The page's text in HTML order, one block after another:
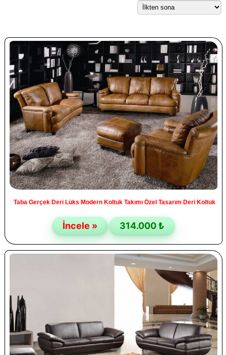
Taba Gerçek Deri Lüks Modern Koltuk Takımı Özel Tasarım Deri Koltuk
İncele » 314.000 ₺